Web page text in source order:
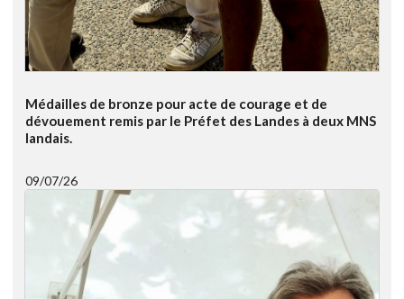
Médailles de bronze pour acte de courage et de
dévouement remis par le Préfet des Landes à deux MNS
landais.
09/07/26